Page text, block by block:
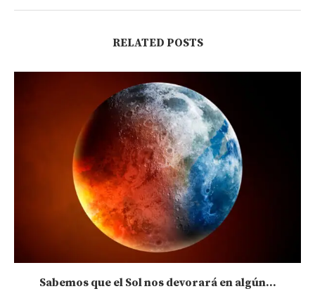
RELATED POSTS
Sabemos que el Sol nos devorará en algún...